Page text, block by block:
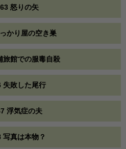
怒りの矢
かり屋の空き巣
旅館での服毒自殺
失敗した尾行
浮気症の夫
写真は本物？